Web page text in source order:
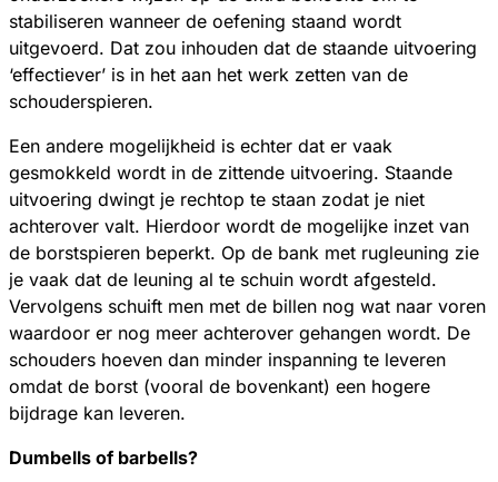
stabiliseren wanneer de oefening staand wordt
uitgevoerd. Dat zou inhouden dat de staande uitvoering
‘effectiever’ is in het aan het werk zetten van de
schouderspieren.
Een andere mogelijkheid is echter dat er vaak
gesmokkeld wordt in de zittende uitvoering. Staande
uitvoering dwingt je rechtop te staan zodat je niet
achterover valt. Hierdoor wordt de mogelijke inzet van
de borstspieren beperkt. Op de bank met rugleuning zie
je vaak dat de leuning al te schuin wordt afgesteld.
Vervolgens schuift men met de billen nog wat naar voren
waardoor er nog meer achterover gehangen wordt. De
schouders hoeven dan minder inspanning te leveren
omdat de borst (vooral de bovenkant) een hogere
bijdrage kan leveren.
Dumbells of barbells?